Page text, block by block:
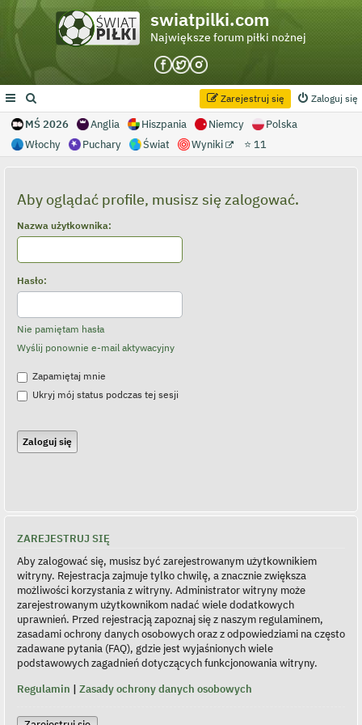
swiatpilki.com
Największe forum piłki nożnej
Zaloguj się
Zarejestruj się
MŚ 2026 Anglia Hiszpania Niemcy
Polska
Włochy
Puchary Świat Wyniki ⭐ 11
Aby oglądać profile, musisz się zalogować.
Nazwa użytkownika:
Hasło:
Nie pamiętam hasła
Wyślij ponownie e-mail aktywacyjny
Zapamiętaj mnie
Ukryj mój status podczas tej sesji
ZAREJESTRUJ SIĘ
Aby zalogować się, musisz być zarejestrowanym użytkownikiem
witryny. Rejestracja zajmuje tylko chwilę, a znacznie zwiększa
możliwości korzystania z witryny. Administrator witryny może
zarejestrowanym użytkownikom nadać wiele dodatkowych
uprawnień. Przed rejestracją zapoznaj się z naszym regulaminem,
zasadami ochrony danych osobowych oraz z odpowiedziami na często
zadawane pytania (FAQ), gdzie jest wyjaśnionych wiele
podstawowych zagadnień dotyczących funkcjonowania witryny.
Regulamin | Zasady ochrony danych osobowych